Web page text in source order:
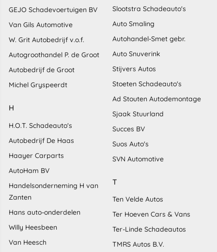
GEJO Schadevoertuigen BV
Van Gils Automotive
W. Grit Autobedrijf v.o.f.
Autogroothandel P. de Groot
Autobedrijf de Groot
Michel Gryspeerdt
H
H.O.T. Schadeauto's
Autobedrijf De Haas
Haayer Carparts
AutoHam BV
Handelsonderneming H van
Zanten
Hans auto-onderdelen
Willy Heesbeen
Van Heesch
Slootstra Schadeauto's
Auto Smaling
Autohandel-Smet gebr.
Auto Snuverink
Stijvers Autos
Stoeten Schadeauto's
Ad Stouten Autodemontage
Sjaak Stuurland
Succes BV
Suos Auto's
SVN Automotive
T
Ten Velde Autos
Ter Hoeven Cars & Vans
Ter-Linde Schadeautos
TMRS Autos B.V.